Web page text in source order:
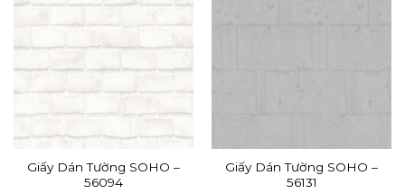
Giấy Dán Tường SOHO –
56094
Giấy Dán Tường SOHO –
56131